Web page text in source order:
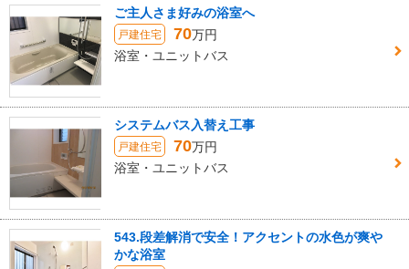
ご主人さま好みの浴室へ
戸建住宅 70万円
浴室・ユニットバス
システムバス入替え工事
戸建住宅 70万円
浴室・ユニットバス
543.段差解消で安全！アクセントの水色が爽や
かな浴室